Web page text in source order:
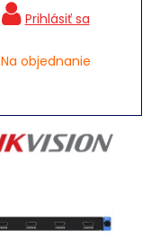
Na objednanie